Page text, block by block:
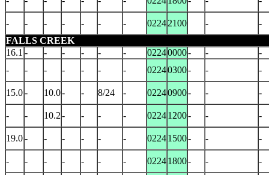
- - - - - - - 02242100 -
-
FALLS CREEK
16.1 - - - - - - 02240000- -
-
-
- - - - - - 02240300- - -
15.0- 10.0- - 8/24 - 02240900- - -
- - 10.2- - - - 02241200- - -
19.0- - - - - - 02241500- - -
- - - - - - - 02241800- - -